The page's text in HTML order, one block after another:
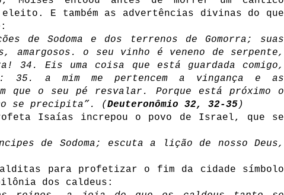
eleito. E também as advertências divinas do que
de Sodoma e dos terrenos de Gomorra; suas
amargosos. o seu vinho é veneno de serpente,
34. Eis uma coisa que está guardada comigo,
35. a mim me pertencem a vingança e as
que o seu pé resvalar. Porque está próximo o
se precipita”. (Deuteronômio 32, 32-35)
Isaías increpou o povo de Israel, que se
de Sodoma; escuta a lição de nosso Deus,
para profetizar o fim da cidade símbolo
dos caldeus: